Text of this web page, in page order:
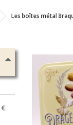
Les boîtes métal